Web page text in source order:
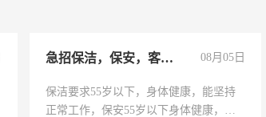
急招保洁，保安，客服，工程 08月05日
保洁要求55岁以下，身体健康，能坚持
正常工作，保安55岁以下身体健康，有